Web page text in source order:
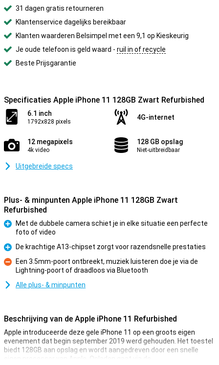
31 dagen gratis retourneren
Klantenservice dagelijks bereikbaar
Klanten waarderen Belsimpel met een 9,1 op Kieskeurig
Je oude telefoon is geld waard - ruil in of recycle
Beste Prijsgarantie
Specificaties Apple iPhone 11 128GB Zwart Refurbished
6.1 inch
1792x828 pixels
4G-internet
12 megapixels
4k video
128 GB opslag
Niet-uitbreidbaar
Uitgebreide specs
Plus- & minpunten Apple iPhone 11 128GB Zwart
Refurbished
Pluspunt
Met de dubbele camera schiet je in elke situatie een perfecte
foto of video
Pluspunt
De krachtige A13-chipset zorgt voor razendsnelle prestaties
Minpunt
Een 3.5mm-poort ontbreekt, muziek luisteren doe je via de
Lightning-poort of draadloos via Bluetooth
Alle plus- & minpunten
Beschrijving van de Apple iPhone 11 Refurbished
Apple introduceerde deze gele iPhone 11 op een groots eigen
evenement dat begin september 2019 werd gehouden. Het toestel
biedt 128GB aan opslag en wordt aangedreven door een snelle
eigen processor van Apple. Opladen gaat via de